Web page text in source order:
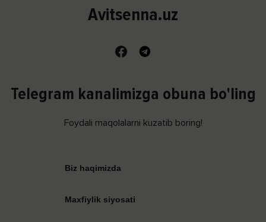
Avitsenna.uz
Telegram kanalimizga obuna bo'ling
Foydali maqolalarni kuzatib boring!
Biz haqimizda
Maxfiylik siyosati